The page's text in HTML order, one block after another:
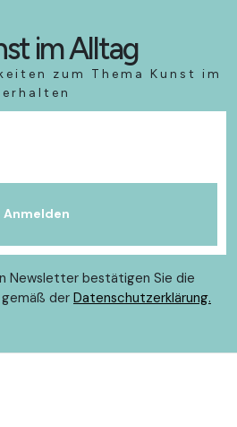
im Alltag
zum Thema Kunst im
Newsletter bestätigen Sie die
der Datenschutzerklärung.